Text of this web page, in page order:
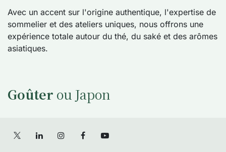
Avec un accent sur l'origine authentique, l'expertise de
sommelier et des ateliers uniques, nous offrons une
expérience totale autour du thé, du saké et des arômes
asiatiques.
Goûter ou Japon